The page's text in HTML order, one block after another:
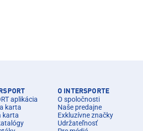
aplikácia
karta
karta
O INTERSPORTE
O spoločnosti
Naše predajne
Exkluzívne značky
Udržateľnosť